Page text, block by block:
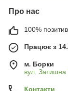
Про нас
100%
Працює з
м. Борки
вул. Затишна
Контакти